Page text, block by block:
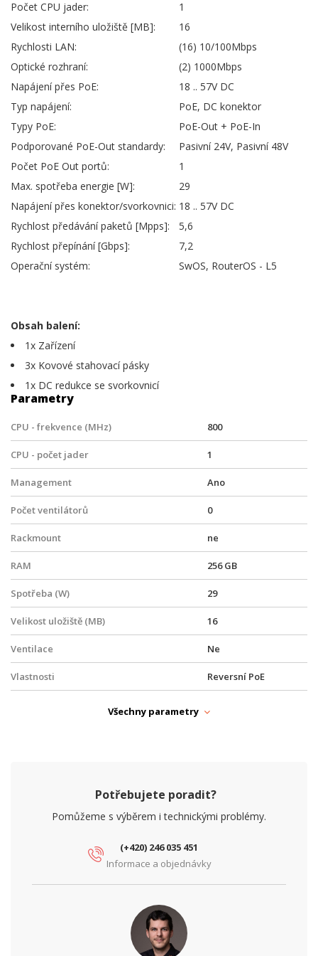
Počet CPU jader:
1
Velikost interního uložiště [MB]:
16
Rychlosti LAN:
(16) 10/100Mbps
Optické rozhraní:
(2) 1000Mbps
Napájení přes PoE:
18 .. 57V DC
Typ napájení:
PoE, DC konektor
Typy PoE:
PoE-Out + PoE-In
Podporované PoE-Out standardy:
Pasivní 24V, Pasivní 48V
Počet PoE Out portů:
1
Max. spotřeba energie [W]:
29
Napájení přes konektor/svorkovnici: 18 .. 57V DC
Rychlost předávání paketů [Mpps]:
5,6
Rychlost přepínání [Gbps]:
7,2
Operační systém:
SwOS, RouterOS - L5
Obsah balení:
1x Zařízení
3x Kovové stahovací pásky
1x DC redukce se svorkovnicí
Parametry
CPU - frekvence (MHz) 800
CPU - počet jader 1
Management Ano
Počet ventilátorů 0
Rackmount ne
RAM 256 GB
Spotřeba (W) 29
Velikost uložiště (MB) 16
Ventilace Ne
Vlastnosti Reversní PoE
FYZICKÉ PARAMETRY
Šířka (mm) 212
Všechny parametry
Potřebujete poradit?
Pomůžeme s výběrem i technickými problémy.
(+420) 246 035 451
Informace a objednávky